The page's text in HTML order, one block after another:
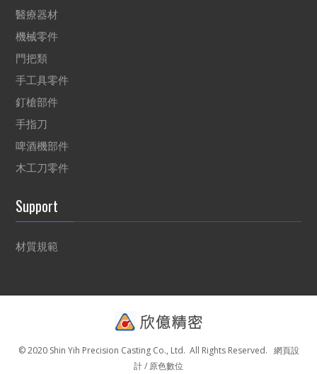
醫療器材
機械零件
門把類
手工具零件
釘槍部件
手指刀
啤酒機部件
木工刀零件
Support
材質規範
© 2020 Shin Yih Precision Casting Co., Ltd. All Rights Reserved. 網頁設
計 / 原色數位